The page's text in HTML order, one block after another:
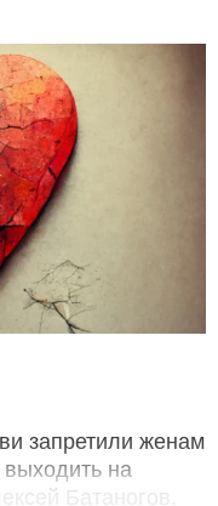
запретили женам
на
Батаногов.